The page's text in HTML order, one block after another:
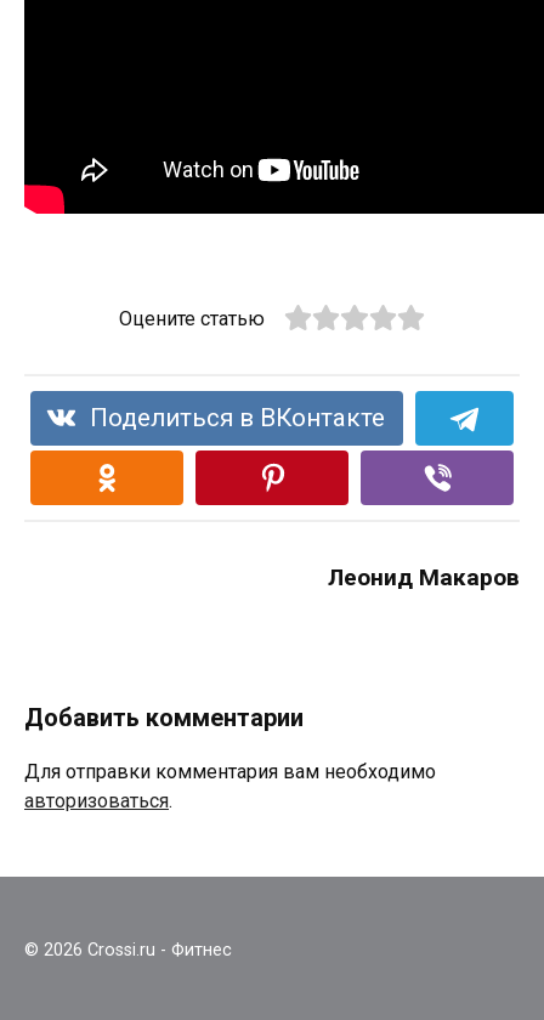
Оцените статью
Поделиться в ВКонтакте
Леонид Макаров
Добавить комментарии
Для отправки комментария вам необходимо
авторизоваться.
© 2026 Crossi.ru - Фитнес